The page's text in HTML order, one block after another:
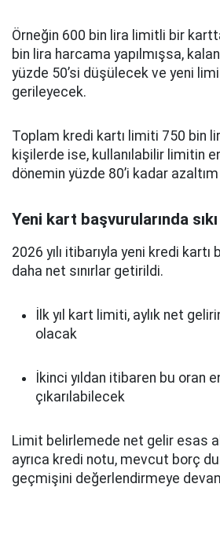
Örneğin 600 bin lira limitli bir
bin lira harcama yapılmışsa,
yüzde 50’si düşülecek ve yeni
gerileyecek.
Toplam kredi kartı limiti 750 bin
kişilerde ise, kullanılabilir limitin
dönemin yüzde 80’i kadar
Yeni kart başvurularında
2026 yılı itibarıyla yeni kredi kartı
daha net sınırlar getirildi.
İlk yıl kart limiti, aylık net
olacak
İkinci yıldan itibaren bu oran
çıkarılabilecek
Limit belirlemede net gelir esas
ayrıca kredi notu, mevcut borç
geçmişini değerlendirmeye